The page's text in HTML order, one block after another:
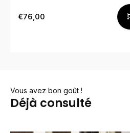
€76,00
Vous avez bon goût !
Déjà consulté